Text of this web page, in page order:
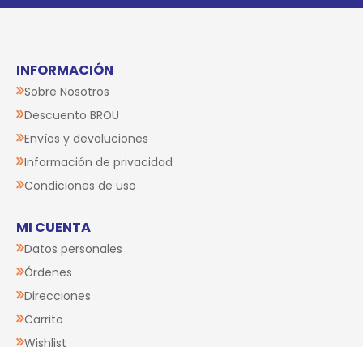
INFORMACIÓN
Sobre Nosotros
Descuento BROU
Envíos y devoluciones
Información de privacidad
Condiciones de uso
MI CUENTA
Datos personales
Órdenes
Direcciones
Carrito
Wishlist